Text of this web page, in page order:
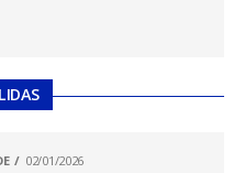
02/01/2026